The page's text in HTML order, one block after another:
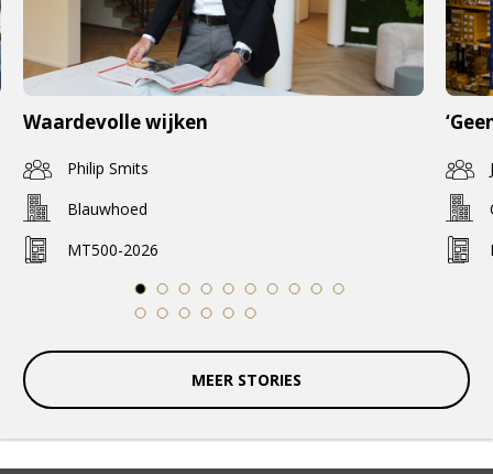
Waardevolle wijken
Philip Smits
Blauwhoed
MT500-2026
1
2 3 4 5 6 7 8 9
10
11 12 13 14 15 16
MEER STORIES